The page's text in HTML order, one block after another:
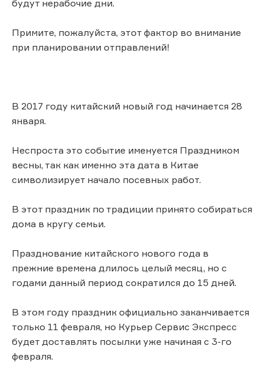
будут нерабочие дни.
Примите, пожалуйста, этот фактор во внимание
при планировании отправлений!
В 2017 году китайский новый год начинается 28
января.
Неспроста это событие именуется Праздником
весны, так как именно эта дата в Китае
символизирует начало посевных работ.
В этот праздник по традиции принято собираться
дома в кругу семьи.
Празднование китайского нового года в
прежние времена длилось целый месяц, но с
годами данный период сократился до 15 дней.
В этом году праздник официально заканчивается
только 11 февраля, но Курьер Сервис Экспресс
будет доставлять посылки уже начиная с 3-го
февраля.